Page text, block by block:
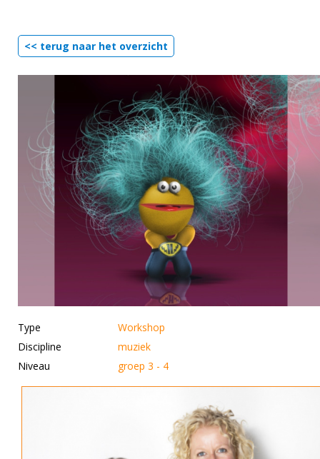
<< terug naar het overzicht
Type
Workshop
Discipline
muziek
Niveau
groep 3 - 4